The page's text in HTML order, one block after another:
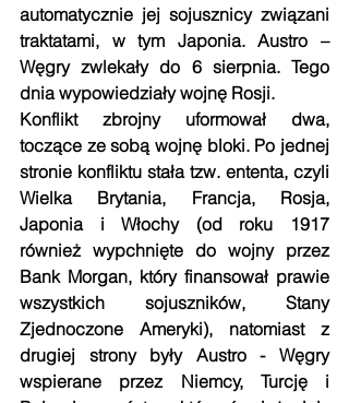
automatycznie jej sojusznicy związani
traktatami, w tym Japonia. Austro –
Węgry zwlekały do 6 sierpnia. Tego
dnia wypowiedziały wojnę Rosji.
Konflikt zbrojny uformował dwa,
toczące ze sobą wojnę bloki. Po jednej
stronie konfliktu stała tzw. ententa, czyli
Wielka Brytania, Francja, Rosja,
Japonia i Włochy (od roku 1917
również wypchnięte do wojny przez
Bank Morgan, który finansował prawie
wszystkich sojuszników, Stany
Zjednoczone Ameryki), natomiast z
drugiej strony były Austro - Węgry
wspierane przez Niemcy, Turcję i